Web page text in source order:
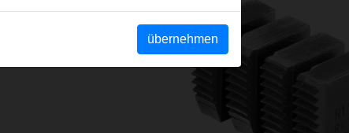
übernehmen